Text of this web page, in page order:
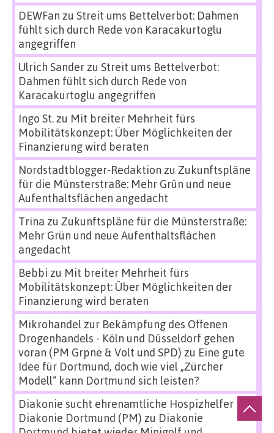
DEWFan zu Streit ums Bettelverbot: Dahmen
fühlt sich durch Rede von Karacakurtoglu
angegriffen
Ulrich Sanderzu Streit ums Bettelverbot:
Dahmen fühlt sich durch Rede von
Karacakurtoglu angegriffen
Ingo St.zu Mit breiter Mehrheit fürs
Mobilitätskonzept: Über Möglichkeiten der
Finanzierung wird beraten
Nordstadtblogger-Redaktion zu Zukunftspläne
für die Münsterstraße: Mehr Grün und neue
Aufenthaltsflächen angedacht
Trina zu Zukunftspläne für die Münsterstraße:
Mehr Grün und neue Aufenthaltsflächen
angedacht
Bebbi zu Mit breiter Mehrheit fürs
Mobilitätskonzept: Über Möglichkeiten der
Finanzierung wird beraten
Mikrohandel zur Bekämpfung des Offenen
Drogenhandels - Köln und Düsseldorf gehen
voran (PM Grpne & Volt und SPD) zu Eine gute
Idee für Dortmund, doch wie viel „Zürcher
Modell“ kann Dortmund sich leisten?
Diakonie sucht ehrenamtliche Hospizhelfer
Diakonie Dortmund (PM) zu Diakonie